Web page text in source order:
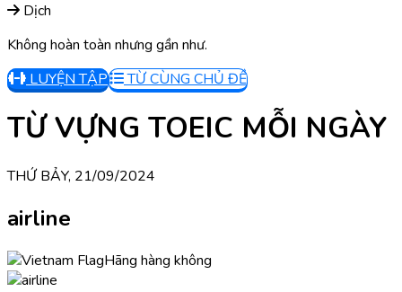
Dịch
Không hoàn toàn nhưng gần như.
LUYỆN TẬP
TỪ CÙNG CHỦ ĐỀ
TỪ VỰNG TOEIC MỖI NGÀY
THỨ BẢY, 21/09/2024
airline
Hãng hàng không